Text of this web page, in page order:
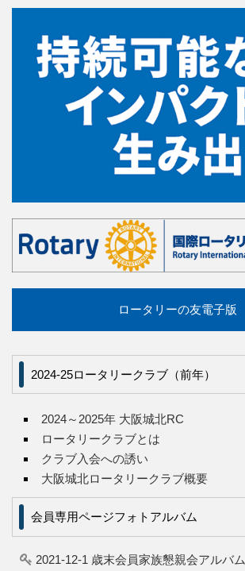
ロータリーの友電子版
2024-25ロータリークラブ（前年）
2024～2025年 大阪城北RC
ロータリークラブとは
クラブ入会への誘い
大阪城北ロータリークラブ概要
会員専用ページフォトアルバム
2021-12-1 歳末会員家族懇親会アルバム